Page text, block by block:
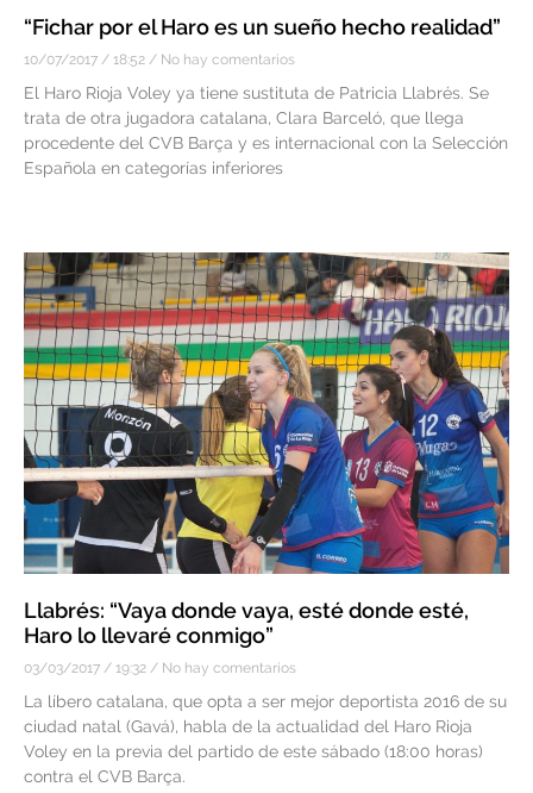
“Fichar por el Haro es un sueño hecho realidad”
10/07/2017 18:52 No hay comentarios
El Haro Rioja Voley ya tiene sustituta de Patricia Llabrés. Se
trata de otra jugadora catalana, Clara Barceló, que llega
procedente del CVB Barça y es internacional con la Selección
Española en categorías inferiores
Llabrés: “Vaya donde vaya, esté donde esté,
Haro lo llevaré conmigo”
03/03/2017 19:32 No hay comentarios
La líbero catalana, que opta a ser mejor deportista 2016 de su
ciudad natal (Gavá), habla de la actualidad del Haro Rioja
Voley en la previa del partido de este sábado (18:00 horas)
contra el CVB Barça.